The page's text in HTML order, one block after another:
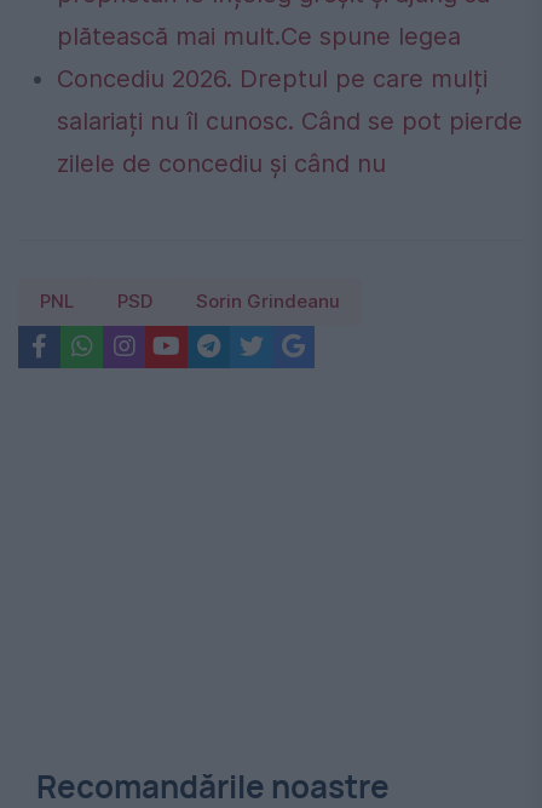
plătească mai mult.Ce spune legea
Concediu 2026. Dreptul pe care mulți
salariați nu îl cunosc. Când se pot pierde
zilele de concediu și când nu
PNL PSD Sorin Grindeanu
Recomandările noastre